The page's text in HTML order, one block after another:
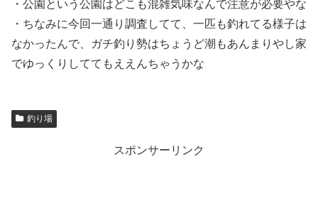
・公園という公園はどこも混雑気味なんで注意が必要やな
・ちなみに今回一通り調査してて、一匹も釣れてる様子は
なかったんで、ガチ釣り勢はちょうど潮もあんまりやし家
でゆっくりしててもええんちゃうかな
釣り場
スポンサーリンク